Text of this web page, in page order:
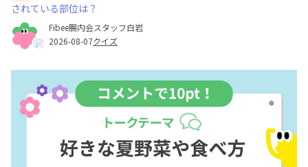
されている部位は？
Fibee腸内会スタッフ白岩
2026-08-07クイズ